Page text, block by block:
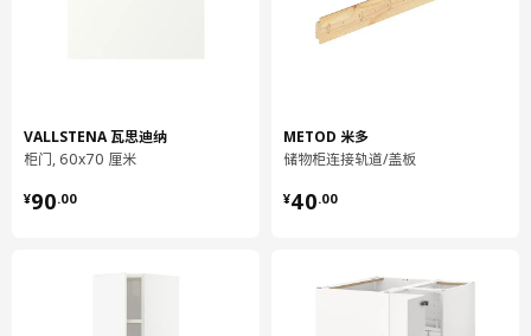
底柜
背板:
钢, 环氧/聚酯粉末涂层
VALLSTENA 瓦思迪纳
柜门, 60x70 厘米
¥90.00
¥ 90.00
METOD 米多
储物柜连接轨道/盖板
¥40.00
¥ 40.00